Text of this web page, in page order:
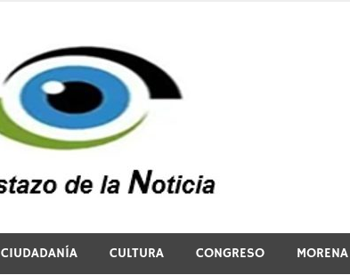
CIUDADANÍA CULTURA CONGRESO MORENA